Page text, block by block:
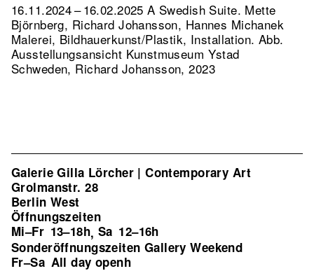
16.11.2024 – 16.02.2025 A Swedish Suite. Mette
Björnberg, Richard Johansson, Hannes Michanek
Malerei, Bildhauerkunst/Plastik, Installation. Abb.
Ausstellungsansicht Kunstmuseum Ystad
Schweden, Richard Johansson, 2023
Galerie Gilla Lörcher | Contemporary Art
Grolmanstr. 28
Berlin West
Öffnungszeiten
Mi–Fr 13–18h, Sa 12–16h
Sonderöffnungszeiten Gallery Weekend
Fr–Sa All day openh